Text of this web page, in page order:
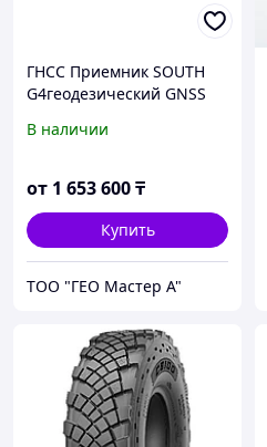
ГНСС Приемник SOUTH
G4геодезический GNSS
В наличии
от 1 653 600₸
Купить
ТОО "ГЕО Мастер А"